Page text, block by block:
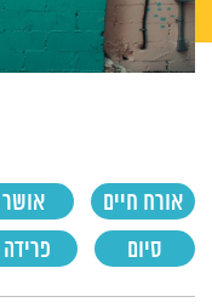
אורח חיים אושר
סיום
פרידה